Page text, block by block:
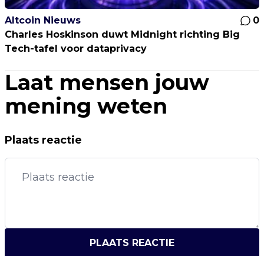
Altcoin Nieuws
0
Charles Hoskinson duwt Midnight richting Big
Tech-tafel voor dataprivacy
Laat mensen jouw
mening weten
Plaats reactie
PLAATS REACTIE